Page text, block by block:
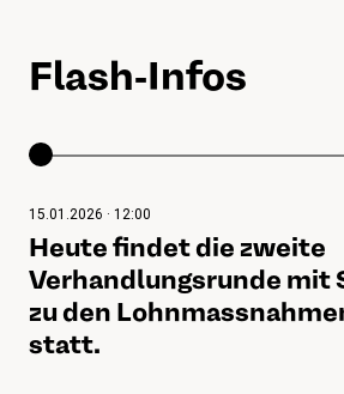
Flash-Infos
15.01.2026 · 12:00
Heute findet die zweite
Verhandlungsrunde mit
zu den
statt.